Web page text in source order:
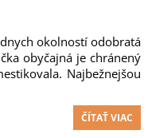
okolností odobratá
obyčajná je chránený
Najbežnejšou
ČÍTAŤ VIAC